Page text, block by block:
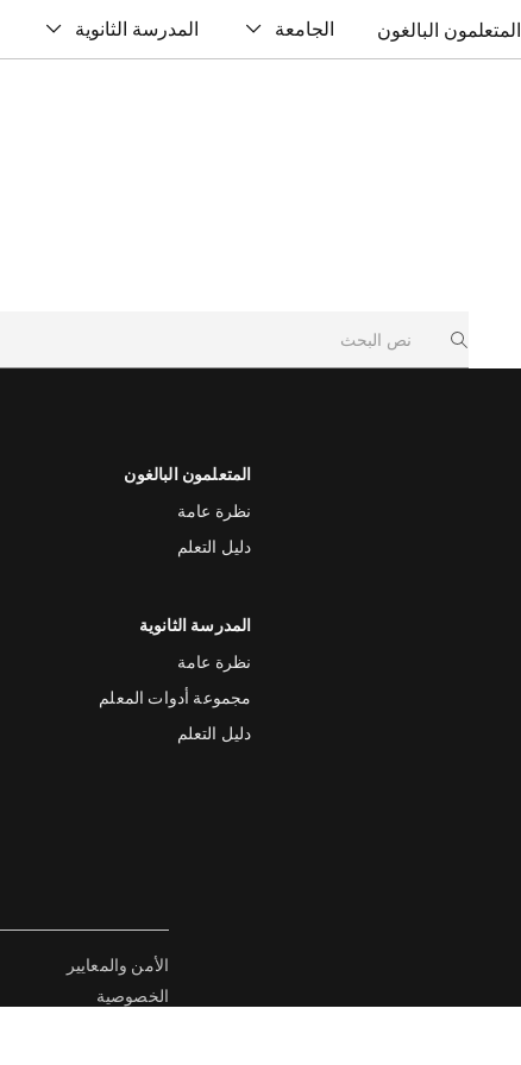
المتعلمون البالغون الجامعة المدرسة الثانوية
Search
المتعلمون البالغون
نظرة عامة
دليل التعلم
المدرسة الثانوية
نظرة عامة
مجموعة أدوات المعلم
دليل التعلم
الأمن والمعايير
الخصوصية